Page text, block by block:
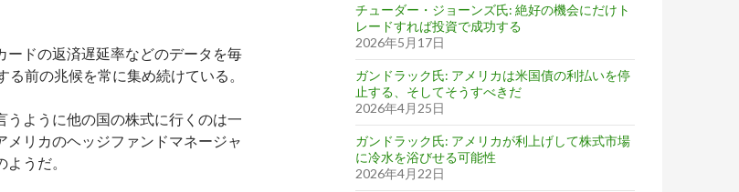
ードの返済遅延率などのデータを毎
る前の兆候を常に集め続けている。
うように他の国の株式に行くのは一
メリカのヘッジファンドマネージャ
うだ。
チューダー・ジョーンズ氏: 絶好の機会にだけト
レードすれば投資で成功する
2026年5月17日
ガンドラック氏: アメリカは米国債の利払いを停
止する、そしてそうすべきだ
2026年4月25日
ガンドラック氏: アメリカが利上げして株式市場
に冷水を浴びせる可能性
2026年4月22日